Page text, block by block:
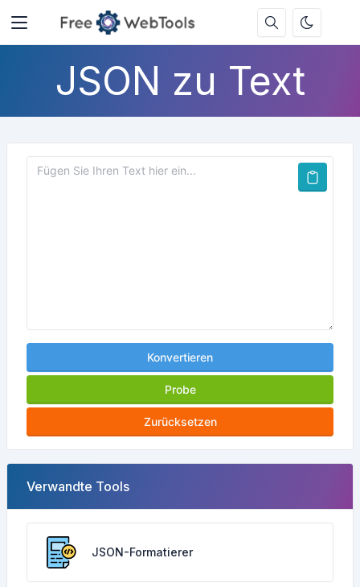
JSON zu Text
Konvertieren
Probe
Zurücksetzen
Verwandte Tools
JSON-Formatierer